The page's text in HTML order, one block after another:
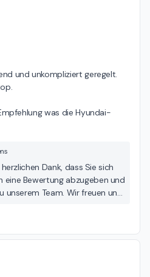
und unkompliziert geregelt.
was die Hyundai-
Dank, dass Sie sich
eine Bewertung abzugeben und
unserem Team. Wir freuen uns
Ihr Team der Hedin